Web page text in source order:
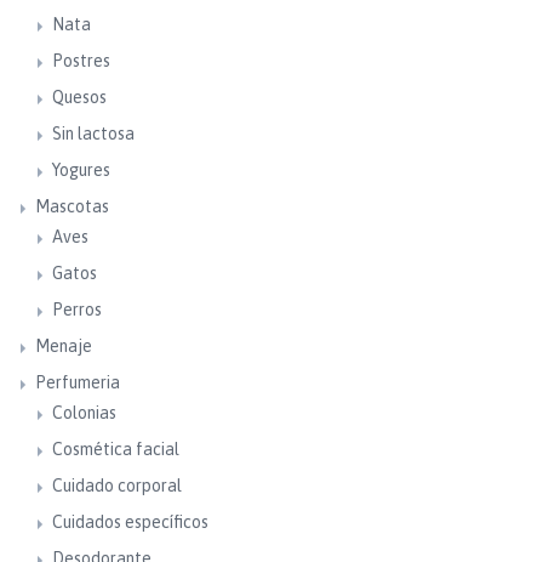
Nata
Postres
Quesos
Sin lactosa
Yogures
Mascotas
Aves
Gatos
Perros
Menaje
Perfumeria
Colonias
Cosmética facial
Cuidado corporal
Cuidados específicos